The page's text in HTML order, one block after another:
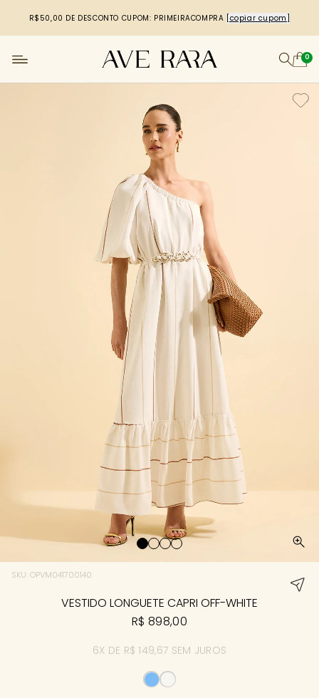
R$50,00 DE DESCONTO CUPOM: PRIMEIRACOMPRA [copiar cupom]
0
SKU: OPVM041700140
VESTIDO LONGUETE CAPRI OFF-WHITE
R$ 898,00
6X DE R$ 149,67 SEM JUROS